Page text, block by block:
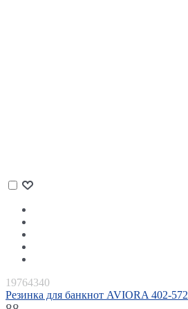
19764340
Резинка для банкнот AVIORA 402-572